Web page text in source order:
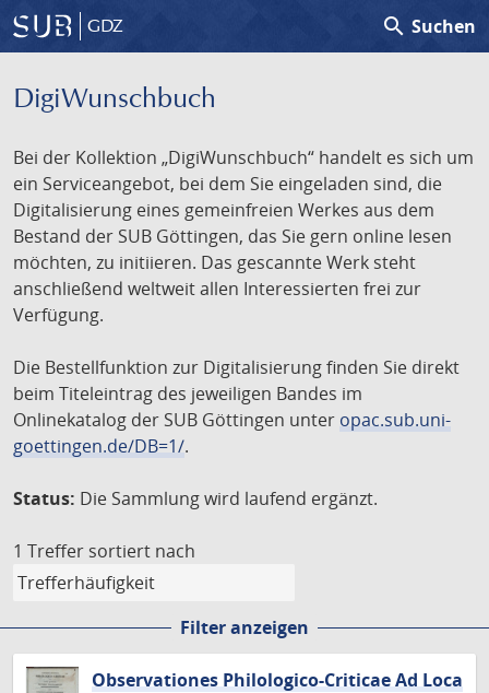
GDZ search Suchen
DigiWunschbuch
Bei der Kollektion „DigiWunschbuch“ handelt es sich um
ein Serviceangebot, bei dem Sie eingeladen sind, die
Digitalisierung eines gemeinfreien Werkes aus dem
Bestand der SUB Göttingen, das Sie gern online lesen
möchten, zu initiieren. Das gescannte Werk steht
anschließend weltweit allen Interessierten frei zur
Verfügung.
Die Bestellfunktion zur Digitalisierung finden Sie direkt
beim Titeleintrag des jeweiligen Bandes im
Onlinekatalog der SUB Göttingen unter opac.sub.uni-
goettingen.de/DB=1/.
Status: Die Sammlung wird laufend ergänzt.
1 Treffer sortiert nach
Filter anzeigen
Observationes Philologico-Criticae Ad Loca